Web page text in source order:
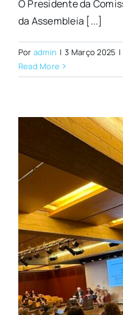
O Presidente da
da Assembleia [...]
Por admin | 3 Março 2025 |
Read More